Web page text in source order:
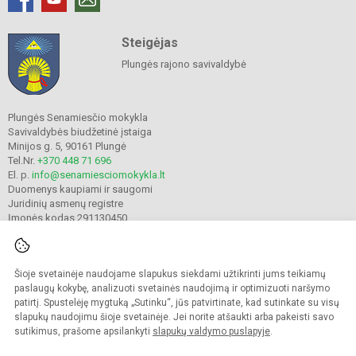
Šioje svetainėje naudojame slapukus siekdami užtikrinti jums teikiamų
paslaugų kokybę, analizuoti svetainės naudojimą ir optimizuoti naršymo
patirtį. Spustelėję mygtuką „Sutinku“, jūs patvirtinate, kad sutinkate su visų
slapukų naudojimu šioje svetainėje. Jei norite atšaukti arba pakeisti savo
sutikimus, prašome apsilankyti slapukų valdymo puslapyje.
Steigėjas
Plungės rajono savivaldybė
Plungės Senamiesčio mokykla
Savivaldybės biudžetinė įstaiga
Minijos g. 5, 90161 Plungė
Tel.Nr. +370 448 71 696
El. p. info@senamiesciomokykla.lt
Duomenys kaupiami ir saugomi
Juridinių asmenų registre
Įmonės kodas 291130450
© 2022. Plungės Senamiesčio mokykla. Visos teisės saugomos.
Kopijuoti turinį be raštiško gimnazijos sutikimo griežtai draudžiama.
Prieinamumo paraiška Slapukų valdymas
Sumanus būdas atnaujinti